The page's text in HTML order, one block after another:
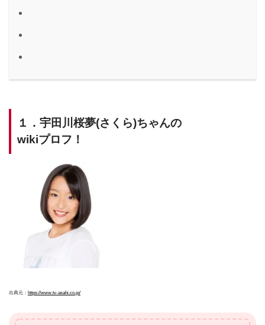
１．宇田川桜夢(さくら)ちゃんの
wikiプロフ！
出典元： https://www.tv-asahi.co.jp/